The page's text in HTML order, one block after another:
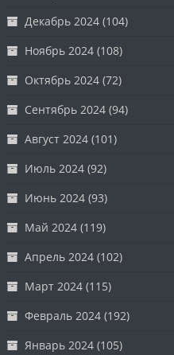
Декабрь 2024 (104)
Ноябрь 2024 (108)
Октябрь 2024 (72)
Сентябрь 2024 (94)
Август 2024 (101)
Июль 2024 (92)
Июнь 2024 (93)
Май 2024 (119)
Апрель 2024 (102)
Март 2024 (115)
Февраль 2024 (192)
Январь 2024 (105)